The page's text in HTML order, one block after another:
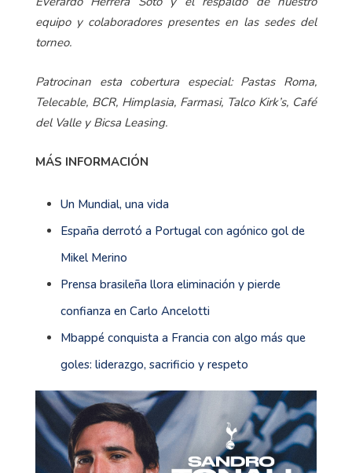
equipo y colaboradores presentes en las sedes del
torneo.
Patrocinan esta cobertura especial: Pastas Roma,
Telecable, BCR, Himplasia, Farmasi, Talco Kirk’s, Café
del Valle y Bicsa Leasing.
MÁS INFORMACIÓN
Un Mundial, una vida
España derrotó a Portugal con agónico gol de
Mikel Merino
Prensa brasileña llora eliminación y pierde
confianza en Carlo Ancelotti
Mbappé conquista a Francia con algo más que
goles: liderazgo, sacrificio y respeto